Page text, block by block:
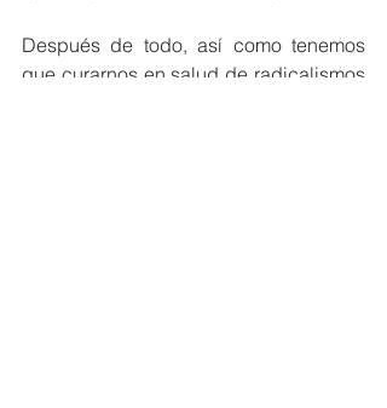
Después de todo, así como tenemos
que curarnos en salud de radicalismos